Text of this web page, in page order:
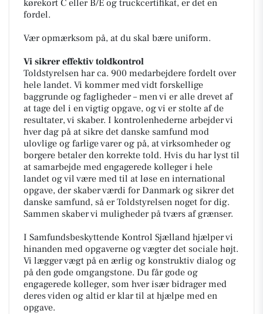
kørekort C eller B/E og truckcertifikat, er det en
fordel.
Vær opmærksom på, at du skal bære uniform.
Vi sikrer effektiv toldkontrol
Toldstyrelsen har ca. 900 medarbejdere fordelt over
hele landet. Vi kommer med vidt forskellige
baggrunde og fagligheder – men vi er alle drevet af
at tage del i en vigtig opgave, og vi er stolte af de
resultater, vi skaber. I kontrolenhederne arbejder vi
hver dag på at sikre det danske samfund mod
ulovlige og farlige varer og på, at virksomheder og
borgere betaler den korrekte told. Hvis du har lyst til
at samarbejde med engagerede kolleger i hele
landet og vil være med til at løse en international
opgave, der skaber værdi for Danmark og sikrer det
danske samfund, så er Toldstyrelsen noget for dig.
Sammen skaber vi muligheder på tværs af grænser.
I Samfundsbeskyttende Kontrol Sjælland hjælper vi
hinanden med opgaverne og vægter det sociale højt.
Vi lægger vægt på en ærlig og konstruktiv dialog og
på den gode omgangstone. Du får gode og
engagerede kolleger, som hver især bidrager med
deres viden og altid er klar til at hjælpe med en
opgave.